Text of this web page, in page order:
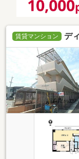
賃貸マンション デ